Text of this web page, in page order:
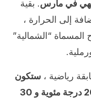
في مارس. بقية
إلى الحرارة ،
المسماة “الشمالية”
رياضية ، ستكون
درجة الحرارة في كأس العالم بين 20 درجة مئوية و 30